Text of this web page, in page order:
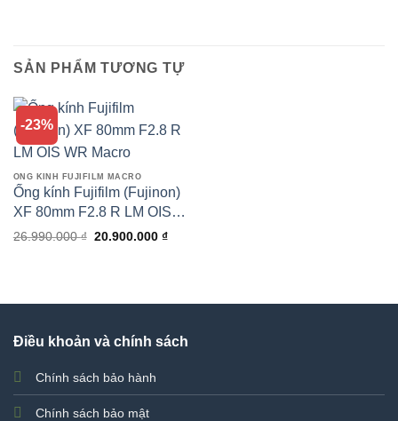
SẢN PHẨM TƯƠNG TỰ
-23%
ỐNG KÍNH FUJIFILM MACRO
Ống kính Fujifilm (Fujinon)
XF 80mm F2.8 R LM OIS
WR Macro
26.990.000₫ Giá
20.900.000 ₫Giá
Điều khoản và chính sách
Chính sách bảo hành
Chính sách bảo mật